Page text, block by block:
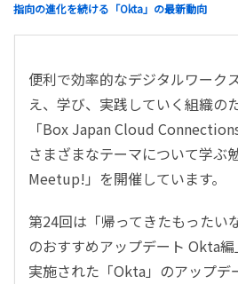
指向の進化を続ける「Okta」の最新動向
便利で効率的なデジタルワーク
え、学び、実践していく組織の
「Box Japan Cloud
さまざまなテーマについて学ぶ
Meetup!」を開催しています。
第24回は「帰ってきたもったい
のおすすめアップデート Okta
実施された「Okta」のアップデ